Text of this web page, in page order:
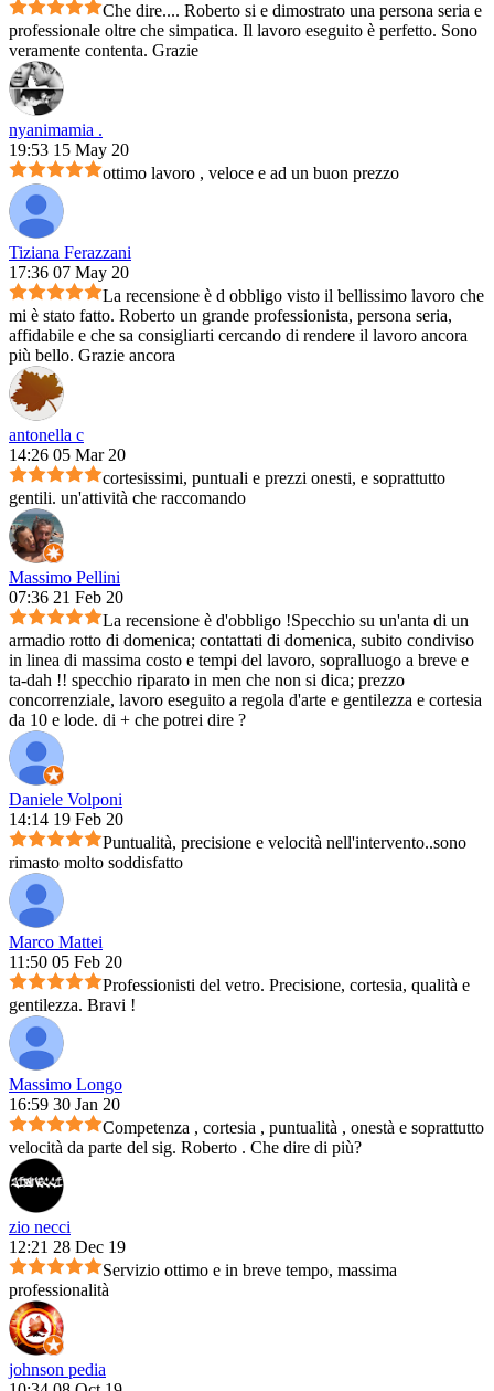
Che dire.... Roberto si e dimostrato una persona seria e
professionale oltre che simpatica. Il lavoro eseguito è perfetto. Sono
veramente contenta. Grazie
nyanimamia .
19:53 15 May 20
ottimo lavoro , veloce e ad un buon prezzo
Tiziana Ferazzani
17:36 07 May 20
La recensione è d obbligo visto il bellissimo lavoro che
mi è stato fatto. Roberto un grande professionista, persona seria,
affidabile e che sa consigliarti cercando di rendere il lavoro ancora
più bello. Grazie ancora
antonella c
14:26 05 Mar 20
cortesissimi, puntuali e prezzi onesti, e soprattutto
gentili. un'attività che raccomando
Massimo Pellini
07:36 21 Feb 20
La recensione è d'obbligo !Specchio su un'anta di un
armadio rotto di domenica; contattati di domenica, subito condiviso
in linea di massima costo e tempi del lavoro, sopralluogo a breve e
ta-dah !! specchio riparato in men che non si dica; prezzo
concorrenziale, lavoro eseguito a regola d'arte e gentilezza e cortesia
da 10 e lode. di + che potrei dire ?
Daniele Volponi
14:14 19 Feb 20
Puntualità, precisione e velocità nell'intervento..sono
rimasto molto soddisfatto
Marco Mattei
11:50 05 Feb 20
Professionisti del vetro. Precisione, cortesia, qualità e
gentilezza. Bravi !
Massimo Longo
16:59 30 Jan 20
Competenza , cortesia , puntualità , onestà e soprattutto
velocità da parte del sig. Roberto . Che dire di più?
zio necci
12:21 28 Dec 19
Servizio ottimo e in breve tempo, massima
professionalità
johnson pedia